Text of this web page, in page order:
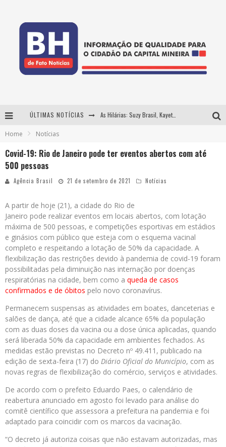
ÚLTIMAS NOTÍCIAS As Hilárias: Suzy Brasil, Kayete e Karoline Absinto retornam a Belo Horizonte para apresentação única no Teatro Sesiminas
Usecorp consolida a 'economia do uso' no B2B brasileiro, vira S.A. e impulsiona expansão com novo fundo estruturado
Home Notícias
Covid-19: Rio de Janeiro pode ter eventos abertos com até
500 pessoas
Agência Brasil 21 de setembro de 2021 Notícias
A partir de hoje (21), a cidade do Rio de
Janeiro pode realizar eventos em locais abertos, com lotação
máxima de 500 pessoas, e competições esportivas em estádios
e ginásios com público que esteja com o esquema vacinal
completo e respeitando a lotação de 50% da capacidade. A
flexibilização das restrições devido à pandemia de covid-19 foram
possibilitadas pela diminuição nas internação por doenças
respiratórias na cidade, bem como a queda de casos
confirmados e de óbitos pelo novo coronavírus.
Permanecem suspensas as atividades em boates, danceterias e
salões de dança, até que a cidade alcance 65% da população
com as duas doses da vacina ou a dose única aplicadas, quando
será liberada 50% da capacidade em ambientes fechados. As
medidas estão previstas no Decreto nº 49.411, publicado na
edição de sexta-feira (17) do Diário Oficial do Município, com as
novas regras de flexibilização do comércio, serviços e atividades.
De acordo com o prefeito Eduardo Paes, o calendário de
reabertura anunciado em agosto foi levado para análise do
comitê científico que assessora a prefeitura na pandemia e foi
adaptado para coincidir com os marcos da vacinação.
“O decreto já autoriza coisas que não estavam autorizadas, mas